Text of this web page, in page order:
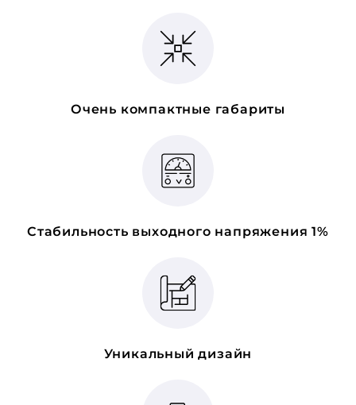
Очень компактные габариты
Стабильность выходного напряжения 1%
Уникальный дизайн